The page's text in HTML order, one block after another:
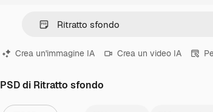
Crea un'immagine IA Crea un video IA
PSD di Ritratto sfondo